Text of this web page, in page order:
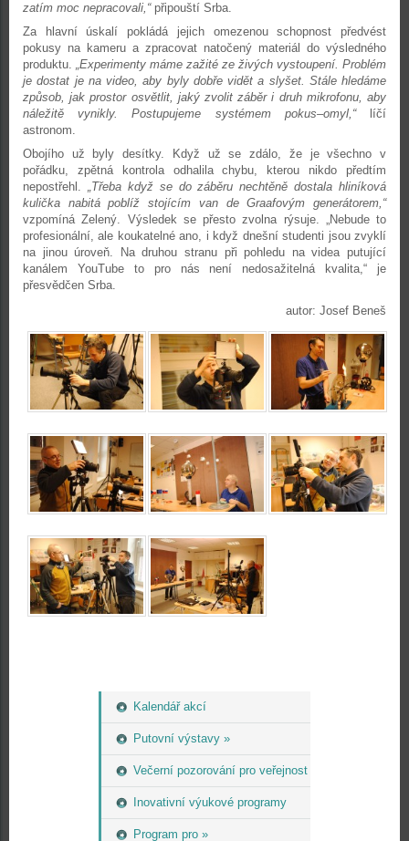
Kalendář akcí
Putovní výstavy »
Večerní pozorování pro veřejnost
Inovativní výukové programy
Program pro »
zatím moc nepracovali,“ připouští Srba.
Za hlavní úskalí pokládá jejich omezenou schopnost předvést
pokusy na kameru a zpracovat natočený materiál do výsledného
produktu. „Experimenty máme zažité ze živých vystoupení. Problém
je dostat je na video, aby byly dobře vidět a slyšet. Stále hledáme
způsob, jak prostor osvětlit, jaký zvolit záběr i druh mikrofonu, aby
náležitě vynikly. Postupujeme systémem pokus–omyl,“líčí
astronom.
Obojího už byly desítky. Když už se zdálo, že je všechno v
pořádku, zpětná kontrola odhalila chybu, kterou nikdo předtím
nepostřehl. „Třeba když se do záběru nechtěně dostala hliníková
kulička nabitá poblíž stojícím van de Graafovým generátorem,“
vzpomíná Zelený. Výsledek se přesto zvolna rýsuje. „Nebude to
profesionální, ale koukatelné ano, i když dnešní studenti jsou zvyklí
na jinou úroveň. Na druhou stranu při pohledu na videa putující
kanálem YouTube to pro nás není nedosažitelná kvalita,“ je
přesvědčen Srba.
autor: Josef Beneš